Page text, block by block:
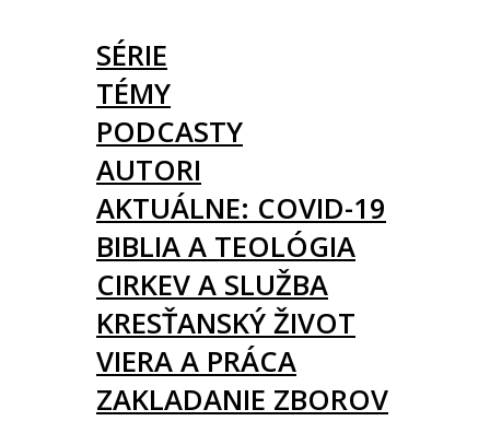
SÉRIE
TÉMY
PODCASTY
AUTORI
AKTUÁLNE: COVID-19
BIBLIA A TEOLÓGIA
CIRKEV A SLUŽBA
KRESŤANSKÝ ŽIVOT
VIERA A PRÁCA
ZAKLADANIE ZBOROV